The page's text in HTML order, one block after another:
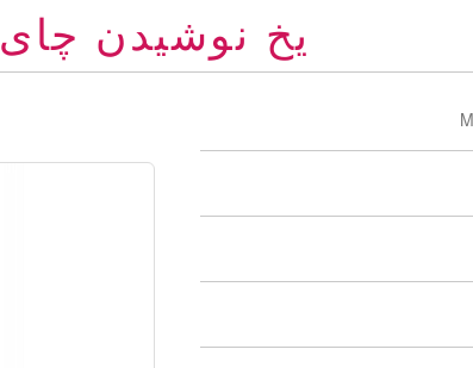
یخ نوشیدن چای